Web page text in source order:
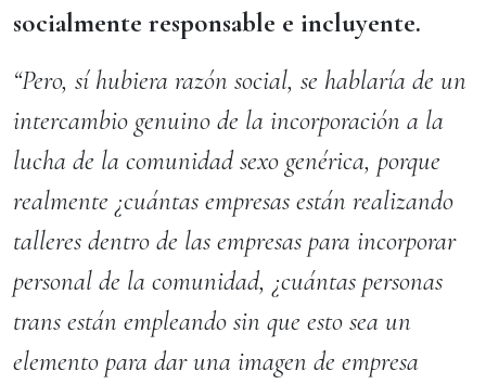
socialmente responsable e incluyente.
“Pero, sí hubiera razón social, se hablaría de un
intercambio genuino de la incorporación a la
lucha de la comunidad sexo genérica, porque
realmente ¿cuántas empresas están realizando
talleres dentro de las empresas para incorporar
personal de la comunidad, ¿cuántas personas
trans están empleando sin que esto sea un
elemento para dar una imagen de empresa